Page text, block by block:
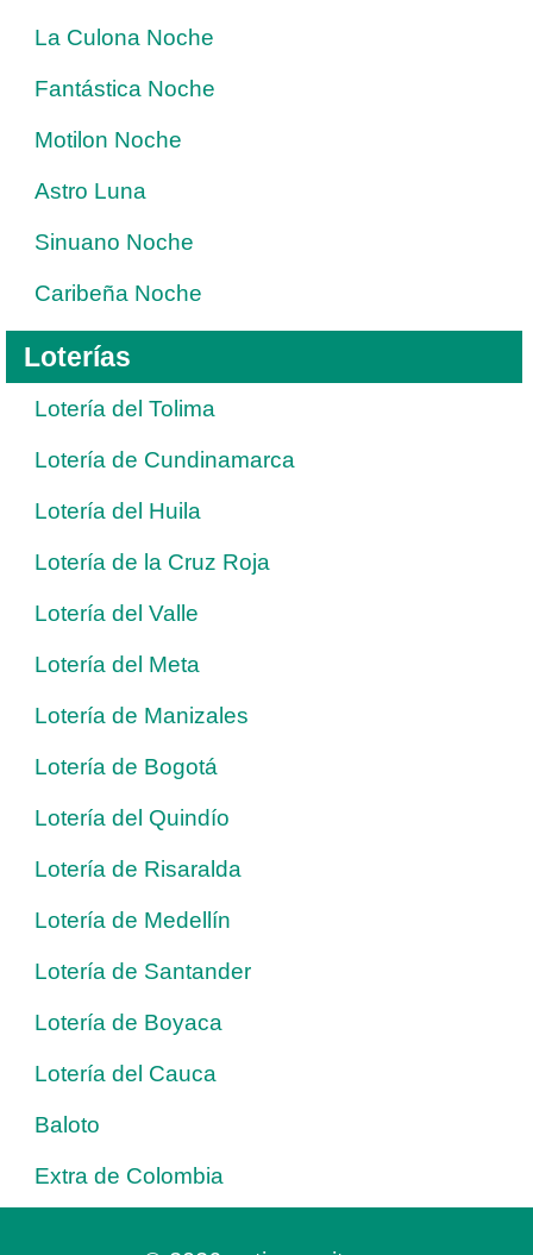
La Culona Noche
Fantástica Noche
Motilon Noche
Astro Luna
Sinuano Noche
Caribeña Noche
Loterías
Lotería del Tolima
Lotería de Cundinamarca
Lotería del Huila
Lotería de la Cruz Roja
Lotería del Valle
Lotería del Meta
Lotería de Manizales
Lotería de Bogotá
Lotería del Quindío
Lotería de Risaralda
Lotería de Medellín
Lotería de Santander
Lotería de Boyaca
Lotería del Cauca
Baloto
Extra de Colombia